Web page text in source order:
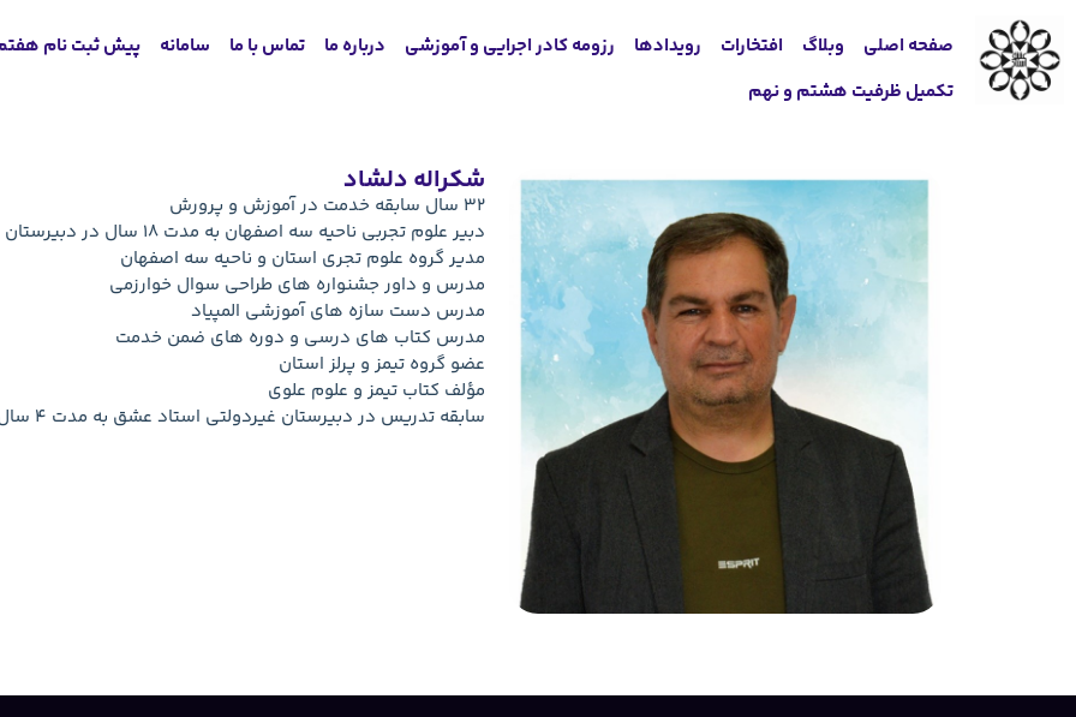
صفحه اصلی وبلاگ افتخارات رویدادها رزومه کادر اجرایی و آموزشی درباره ما تماس با ما سامانه
پیش ثبت نام
تکمیل ظرفیت هشتم و نهم
شکراله دلشاد
32 سال سابقه خدمت در آموزش و پرورش
دبیر علوم تجربی ناحیه سه اصفهان به مدت 18 سال در دبیرستان استعداد های درخشان( شهید اژه ای 1 اصفهان)
مدیر گروه علوم تجری استان و ناحیه سه اصفهان
مدرس و داور جشنواره های طراحی سوال خوارزمی
مدرس دست سازه های آموزشی المپیاد
مدرس کتاب های درسی و دوره های ضمن خدمت
عضو گروه تیمز و پرلز استان
مؤلف کتاب تیمز و علوم علوی
سابقه تدریس در دبیرستان غیردولتی استاد عشق به مدت 4 سال